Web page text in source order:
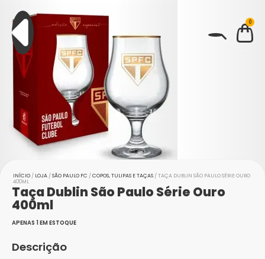
0
BUSCAR
INÍCIO / LOJA /SÃO PAULO FC /COPOS, TULIPAS E TAÇAS / TAÇA DUBLIN SÃO PAULO SÉRIE OURO
400ML
Taça Dublin São Paulo Série Ouro
400ml
APENAS 1 EM ESTOQUE
Descrição